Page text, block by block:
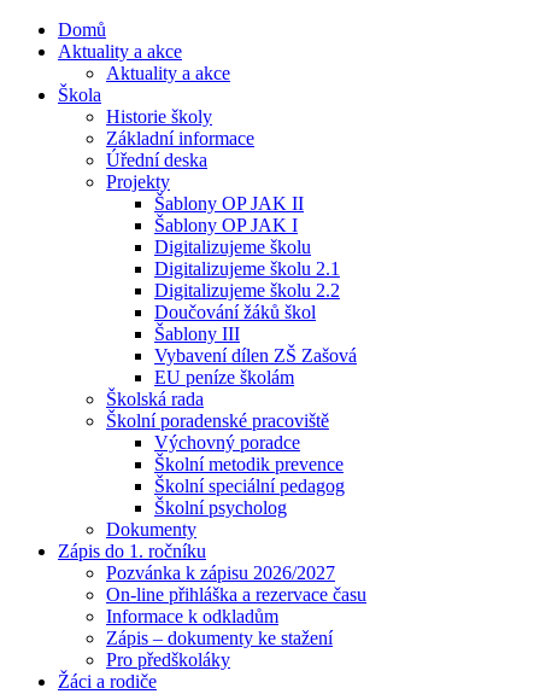
Domů
Aktuality a akce
Aktuality a akce
Škola
Historie školy
Základní informace
Úřední deska
Projekty
Šablony OP JAK II
Šablony OP JAK I
Digitalizujeme školu
Digitalizujeme školu 2.1
Digitalizujeme školu 2.2
Doučování žáků škol
Šablony III
Vybavení dílen ZŠ Zašová
EU peníze školám
Školská rada
Školní poradenské pracoviště
Výchovný poradce
Školní metodik prevence
Školní speciální pedagog
Školní psycholog
Dokumenty
Zápis do 1. ročníku
Pozvánka k zápisu 2026/2027
On-line přihláška a rezervace času
Informace k odkladům
Zápis – dokumenty ke stažení
Pro předškoláky
Žáci a rodiče